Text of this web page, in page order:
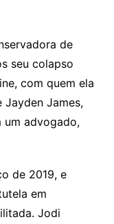
de
seu colapso
com quem ela
Jayden James,
um advogado,
de 2019, e
em
Jodi